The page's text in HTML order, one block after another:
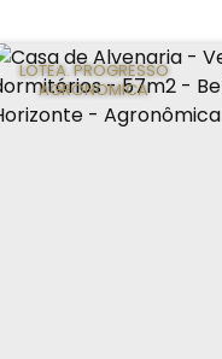
LOTEA. PROGRESSO
AGRONOMICA